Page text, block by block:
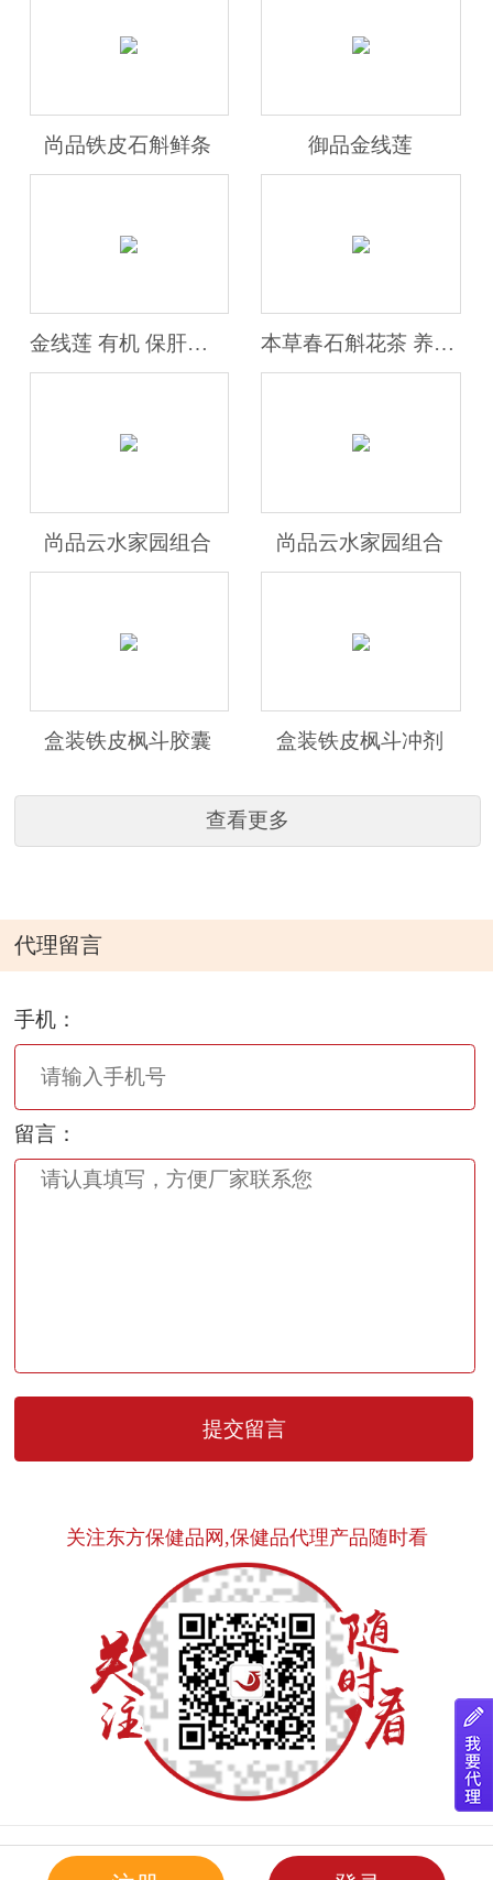
尚品铁皮石斛鲜条 御品金线莲
金线莲 有机 保肝护肝 本草春 本草春石斛花茶 养生茶
尚品云水家园组合 尚品云水家园组合
盒装铁皮枫斗胶囊 盒装铁皮枫斗冲剂
查看更多
代理留言
手机：
留言：
关注东方保健品网,保健品代理产品随时看